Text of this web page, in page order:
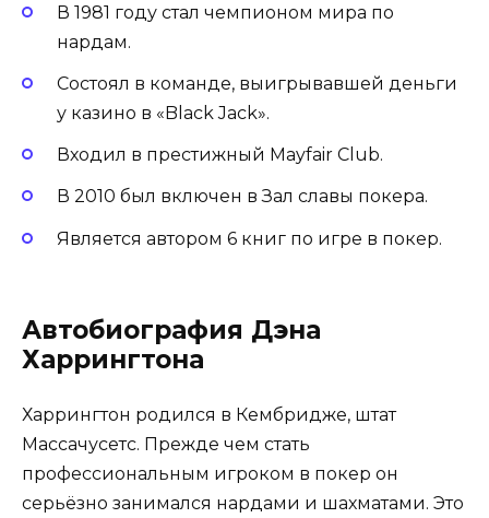
В 1981 году стал чемпионом мира по
нардам.
Состоял в команде, выигрывавшей деньги
у казино в «Black Jack».
Входил в престижный Mayfair Club.
В 2010 был включен в Зал славы покера.
Является автором 6 книг по игре в покер.
Автобиография Дэна
Харрингтона
Харрингтон родился в Кембридже, штат
Массачусетс. Прежде чем стать
профессиональным игроком в покер он
серьёзно занимался нардами и шахматами. Это